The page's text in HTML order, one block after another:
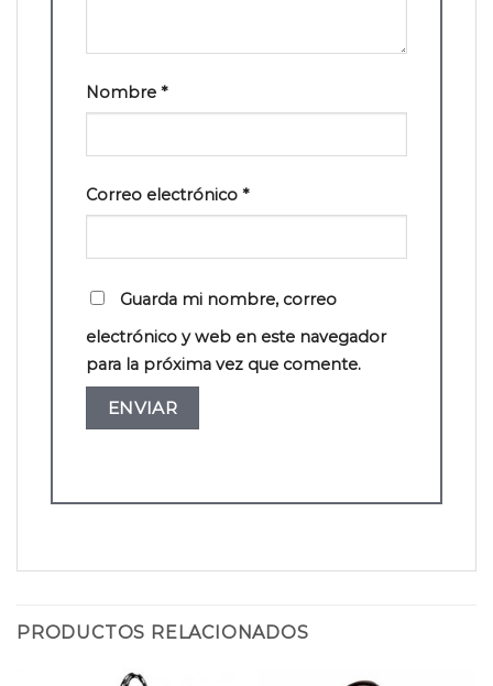
Nombre *
Correo electrónico *
Guarda mi nombre, correo
electrónico y web en este navegador
para la próxima vez que comente.
PRODUCTOS RELACIONADOS